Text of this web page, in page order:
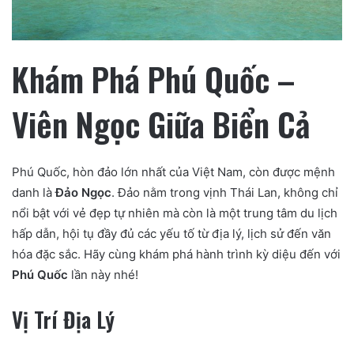
Khám Phá Phú Quốc –
Viên Ngọc Giữa Biển Cả
Phú Quốc, hòn đảo lớn nhất của Việt Nam, còn được mệnh
danh làĐảo Ngọc. Đảo nằm trong vịnh Thái Lan, không chỉ
nổi bật với vẻ đẹp tự nhiên mà còn là một trung tâm du lịch
hấp dẫn, hội tụ đầy đủ các yếu tố từ địa lý, lịch sử đến văn
hóa đặc sắc. Hãy cùng khám phá hành trình kỳ diệu đến với
Phú Quốc lần này nhé!
Vị Trí Địa Lý